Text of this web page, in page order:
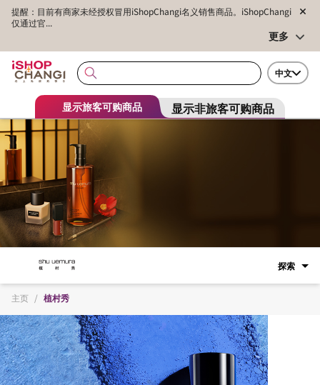
提醒：目前有商家未经授权冒用iShopChangi名义销售商品。iShopChangi
仅通过官...
更多
中文
显示旅客可购商品 显示非旅客可购商品
探索
主页 / 植村秀